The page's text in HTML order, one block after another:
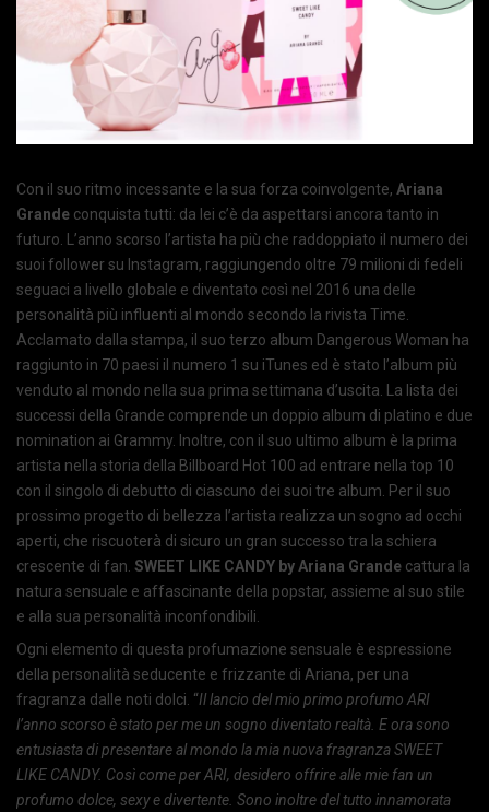
Con il suo ritmo incessante e la sua forza coinvolgente, Ariana
Grande conquista tutti: da lei c’è da aspettarsi ancora tanto in
futuro. L’anno scorso l’artista ha più che raddoppiato il numero dei
suoi follower su Instagram, raggiungendo oltre 79 milioni di fedeli
seguaci a livello globale e diventato così nel 2016 una delle
personalità più influenti al mondo secondo la rivista Time.
Acclamato dalla stampa, il suo terzo album Dangerous Woman ha
raggiunto in 70 paesi il numero 1 su iTunes ed è stato l’album più
venduto al mondo nella sua prima settimana d’uscita. La lista dei
successi della Grande comprende un doppio album di platino e due
nomination ai Grammy. Inoltre, con il suo ultimo album è la prima
artista nella storia della Billboard Hot 100 ad entrare nella top 10
con il singolo di debutto di ciascuno dei suoi tre album. Per il suo
prossimo progetto di bellezza l’artista realizza un sogno ad occhi
aperti, che riscuoterà di sicuro un gran successo tra la schiera
crescente di fan. SWEET LIKE CANDY by Ariana Grande cattura la
natura sensuale e affascinante della popstar, assieme al suo stile
e alla sua personalità inconfondibili.
Ogni elemento di questa profumazione sensuale è espressione
della personalità seducente e frizzante di Ariana, per una
fragranza dalle noti dolci. “Il lancio del mio primo profumo ARI
l’anno scorso è stato per me un sogno diventato realtà. E ora sono
entusiasta di presentare al mondo la mia nuova fragranza SWEET
LIKE CANDY. Così come per ARI, desidero offrire alle mie fan un
profumo dolce, sexy e divertente. Sono inoltre del tutto innamorata